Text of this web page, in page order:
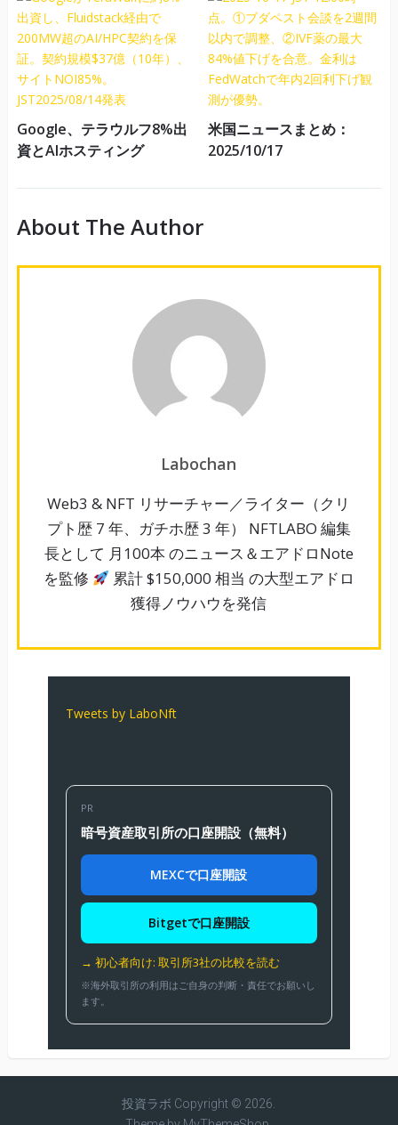
Google、テラウルフ8%出
資とAIホスティング
米国ニュースまとめ：
2025/10/17
About The Author
Labochan
Web3 & NFT リサーチャー／ライター（クリ
プト歴 7 年、ガチホ歴 3 年） NFTLABO 編集
長として 月100本 のニュース＆エアドロNote
を監修
累計 $150,000 相当 の大型エアドロ
獲得ノウハウを発信
Tweets by LaboNft
PR
暗号資産取引所の口座開設（無料）
MEXCで口座開設
Bitgetで口座開設
→ 初心者向け: 取引所3社の比較を読む
※海外取引所の利用はご自身の判断・責任でお願いし
ます。
投資ラボ Copyright © 2026.